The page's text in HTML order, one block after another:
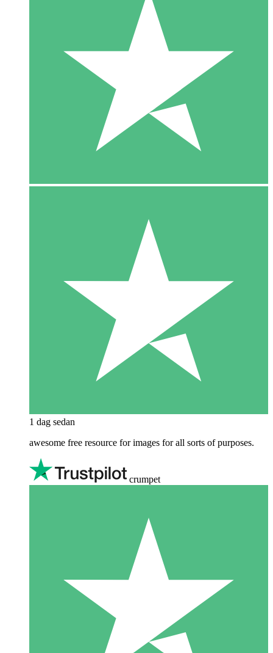
1 dag sedan
awesome free resource for images for all sorts of purposes.
crumpet